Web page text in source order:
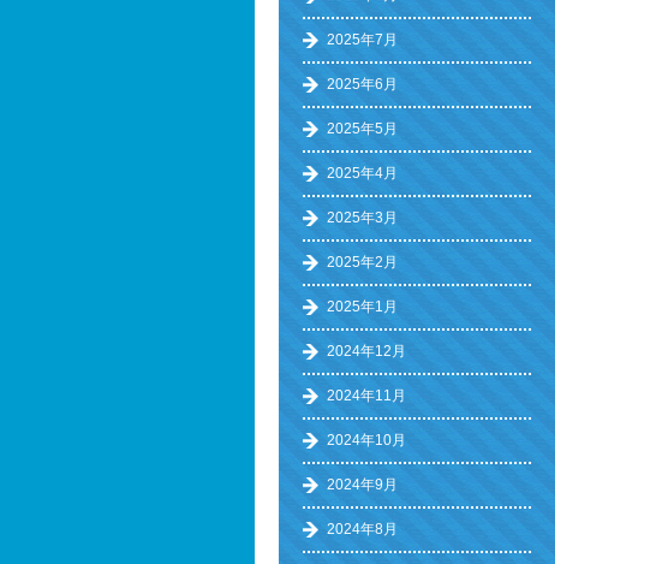
2025年7月
2025年6月
2025年5月
2025年4月
2025年3月
2025年2月
2025年1月
2024年12月
2024年11月
2024年10月
2024年9月
2024年8月